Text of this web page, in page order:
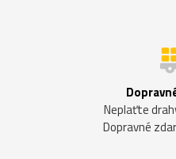
Neplaťte
Dopravné